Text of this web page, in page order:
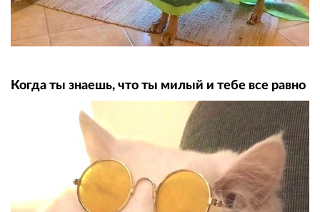
Когда ты знаешь, что ты милый и тебе все равно